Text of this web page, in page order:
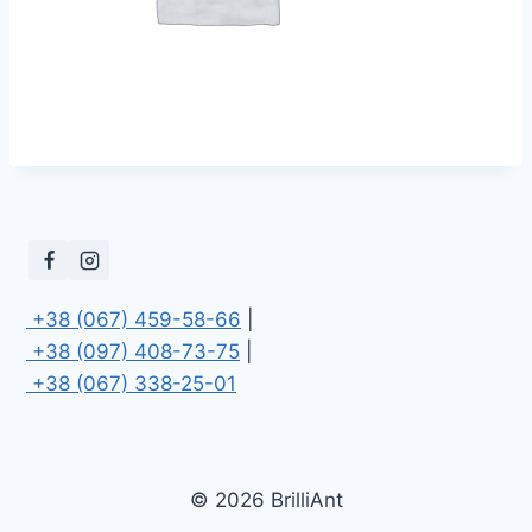
+38 (067) 459-58-66
+38 (097) 408-73-75
+38 (067) 338-25-01
© 2026 BrilliAnt